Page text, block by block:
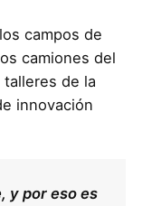
campos de
camiones del
talleres de la
innovación
y por eso es